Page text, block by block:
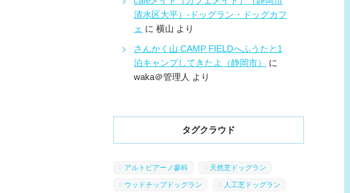
清水区大平）-ドッグラン・ドッグカフ
ェ に 横山 より
さんかく山 CAMP FIELDへふうたと1
泊キャンプしてきたよ（静岡市）
に
waka＠管理人 より
タグクラウド
アルトピアーノ蓼科 天然芝ドッグラン
ウッドチップドッグラン 人工芝ドッグラン